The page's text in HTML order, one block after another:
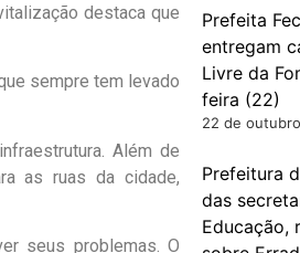
destaca que
sempre tem levado
Além de
as ruas da cidade,
seus problemas. O
Prefeita
entregam
Livre da
feira (22)
22 de
Prefeitura
das
Educação,